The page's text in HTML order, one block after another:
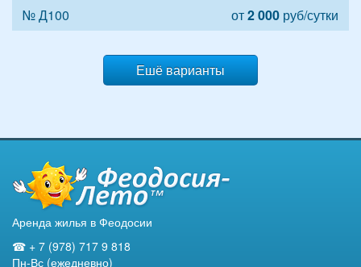
№ Д100
от2 000 руб/сутки
Ешё варианты
Аренда жилья в Феодосии
☎ + 7 (978) 717 9 818
Пн-Вс (ежедневно)